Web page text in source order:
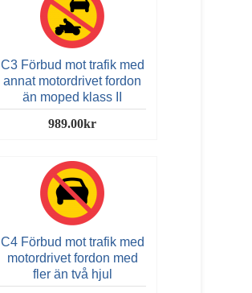
C3 Förbud mot trafik med
annat motordrivet fordon
än moped klass II
989.00kr
C4 Förbud mot trafik med
motordrivet fordon med
fler än två hjul